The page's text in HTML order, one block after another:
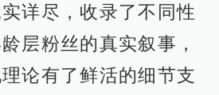
详尽，收录了不同性
层粉丝的真实叙事，
论有了鲜活的细节支